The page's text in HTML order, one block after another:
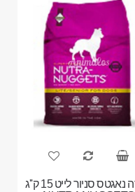
נוטרה נאגטס סניור לייט 15 ק''ג